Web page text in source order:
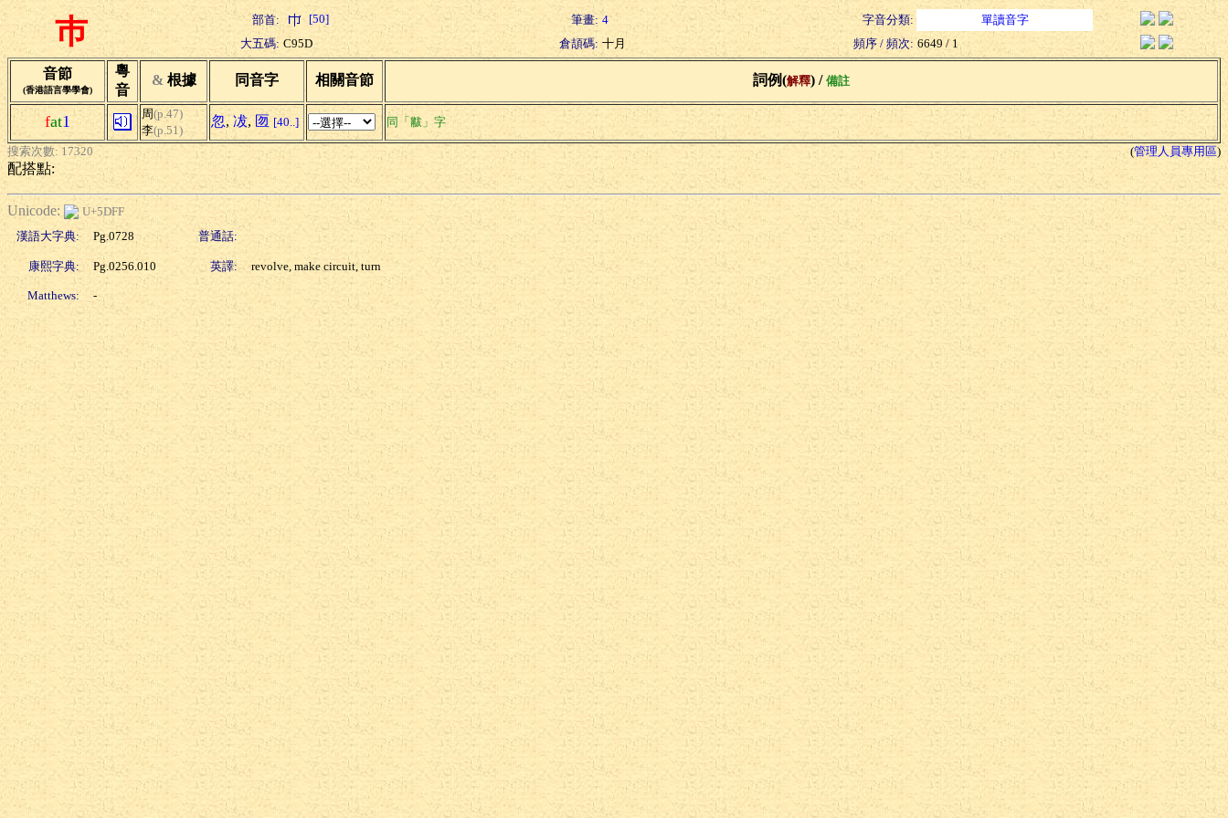
巿 部首: [50] 筆畫: 4 字音分類:
單讀音字
大五碼: C95D 倉頡碼: 十月 頻序 / 頻次: 6649 / 1
音節
(香港語言學學會)
粵
音
& 根據 同音字 相關音節 詞例(解釋) / 備註
fat1 周(p.47)
李(p.51)
忽, 冹, 匢 [40..] 同「黻」字
搜索次數: 17320 (管理人員專用區)
配搭點:
Unicode:
U+5DFF
漢語大字典:
Pg.0728 普通話:
康熙字典: Pg.0256.010 英譯: revolve, make circuit, turn
Matthews: -